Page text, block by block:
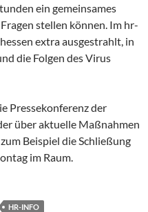
ein gemeinsames
stellen können. Im hr-
extra ausgestrahlt, in
die Folgen des Virus
Pressekonferenz der
über aktuelle Maßnahmen
Beispiel die Schließung
im Raum.
HR-INFO